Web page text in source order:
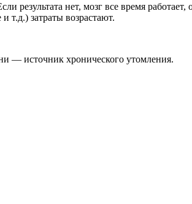
результата нет, мозг все время
т.д.) затраты возрастают.
— источник хронического утомления.